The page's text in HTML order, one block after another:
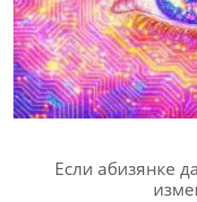
Если абизянке